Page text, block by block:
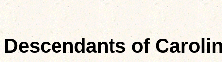
Descendants of